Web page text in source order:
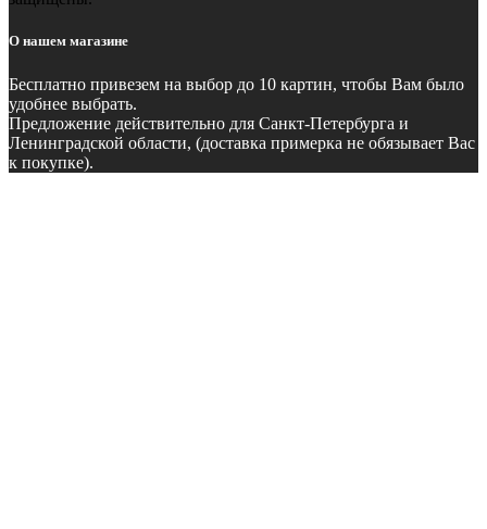
О нашем магазине
Бесплатно привезем на выбор до 10 картин, чтобы Вам было
удобнее выбрать.
Предложение действительно для Санкт-Петербурга и
Ленинградской области, (доставка примерка не обязывает Вас
к покупке).